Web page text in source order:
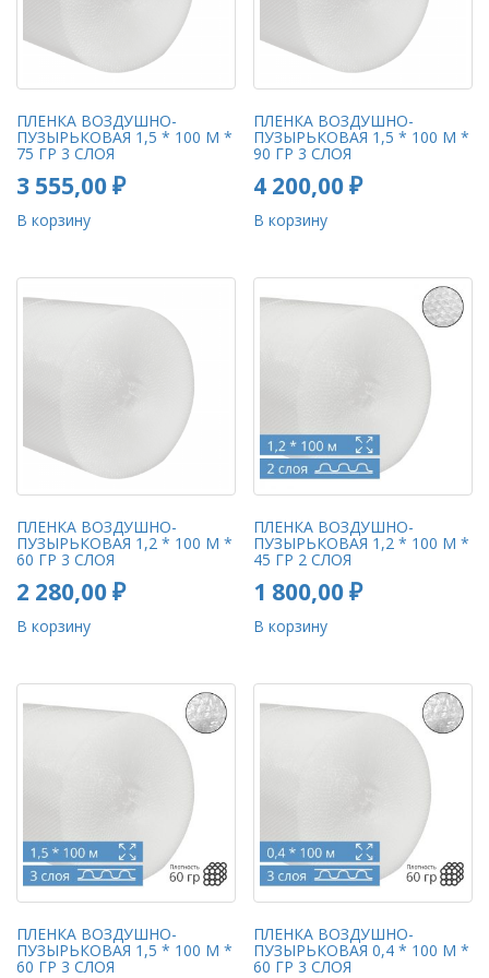
ПЛЕНКА ВОЗДУШНО-
ПУЗЫРЬКОВАЯ 1,5 * 100 М *
75 ГР 3 СЛОЯ
3 555,00₽
В корзину
ПЛЕНКА ВОЗДУШНО-
ПУЗЫРЬКОВАЯ 1,5 * 100 М *
90 ГР 3 СЛОЯ
4 200,00₽
В корзину
ПЛЕНКА ВОЗДУШНО-
ПУЗЫРЬКОВАЯ 1,2 * 100 М *
60 ГР 3 СЛОЯ
2 280,00₽
В корзину
ПЛЕНКА ВОЗДУШНО-
ПУЗЫРЬКОВАЯ 1,2 * 100 М *
45 ГР 2 СЛОЯ
1 800,00₽
В корзину
ПЛЕНКА ВОЗДУШНО-
ПУЗЫРЬКОВАЯ 1,5 * 100 М *
60 ГР 3 СЛОЯ
ПЛЕНКА ВОЗДУШНО-
ПУЗЫРЬКОВАЯ 0,4 * 100 М *
60 ГР 3 СЛОЯ